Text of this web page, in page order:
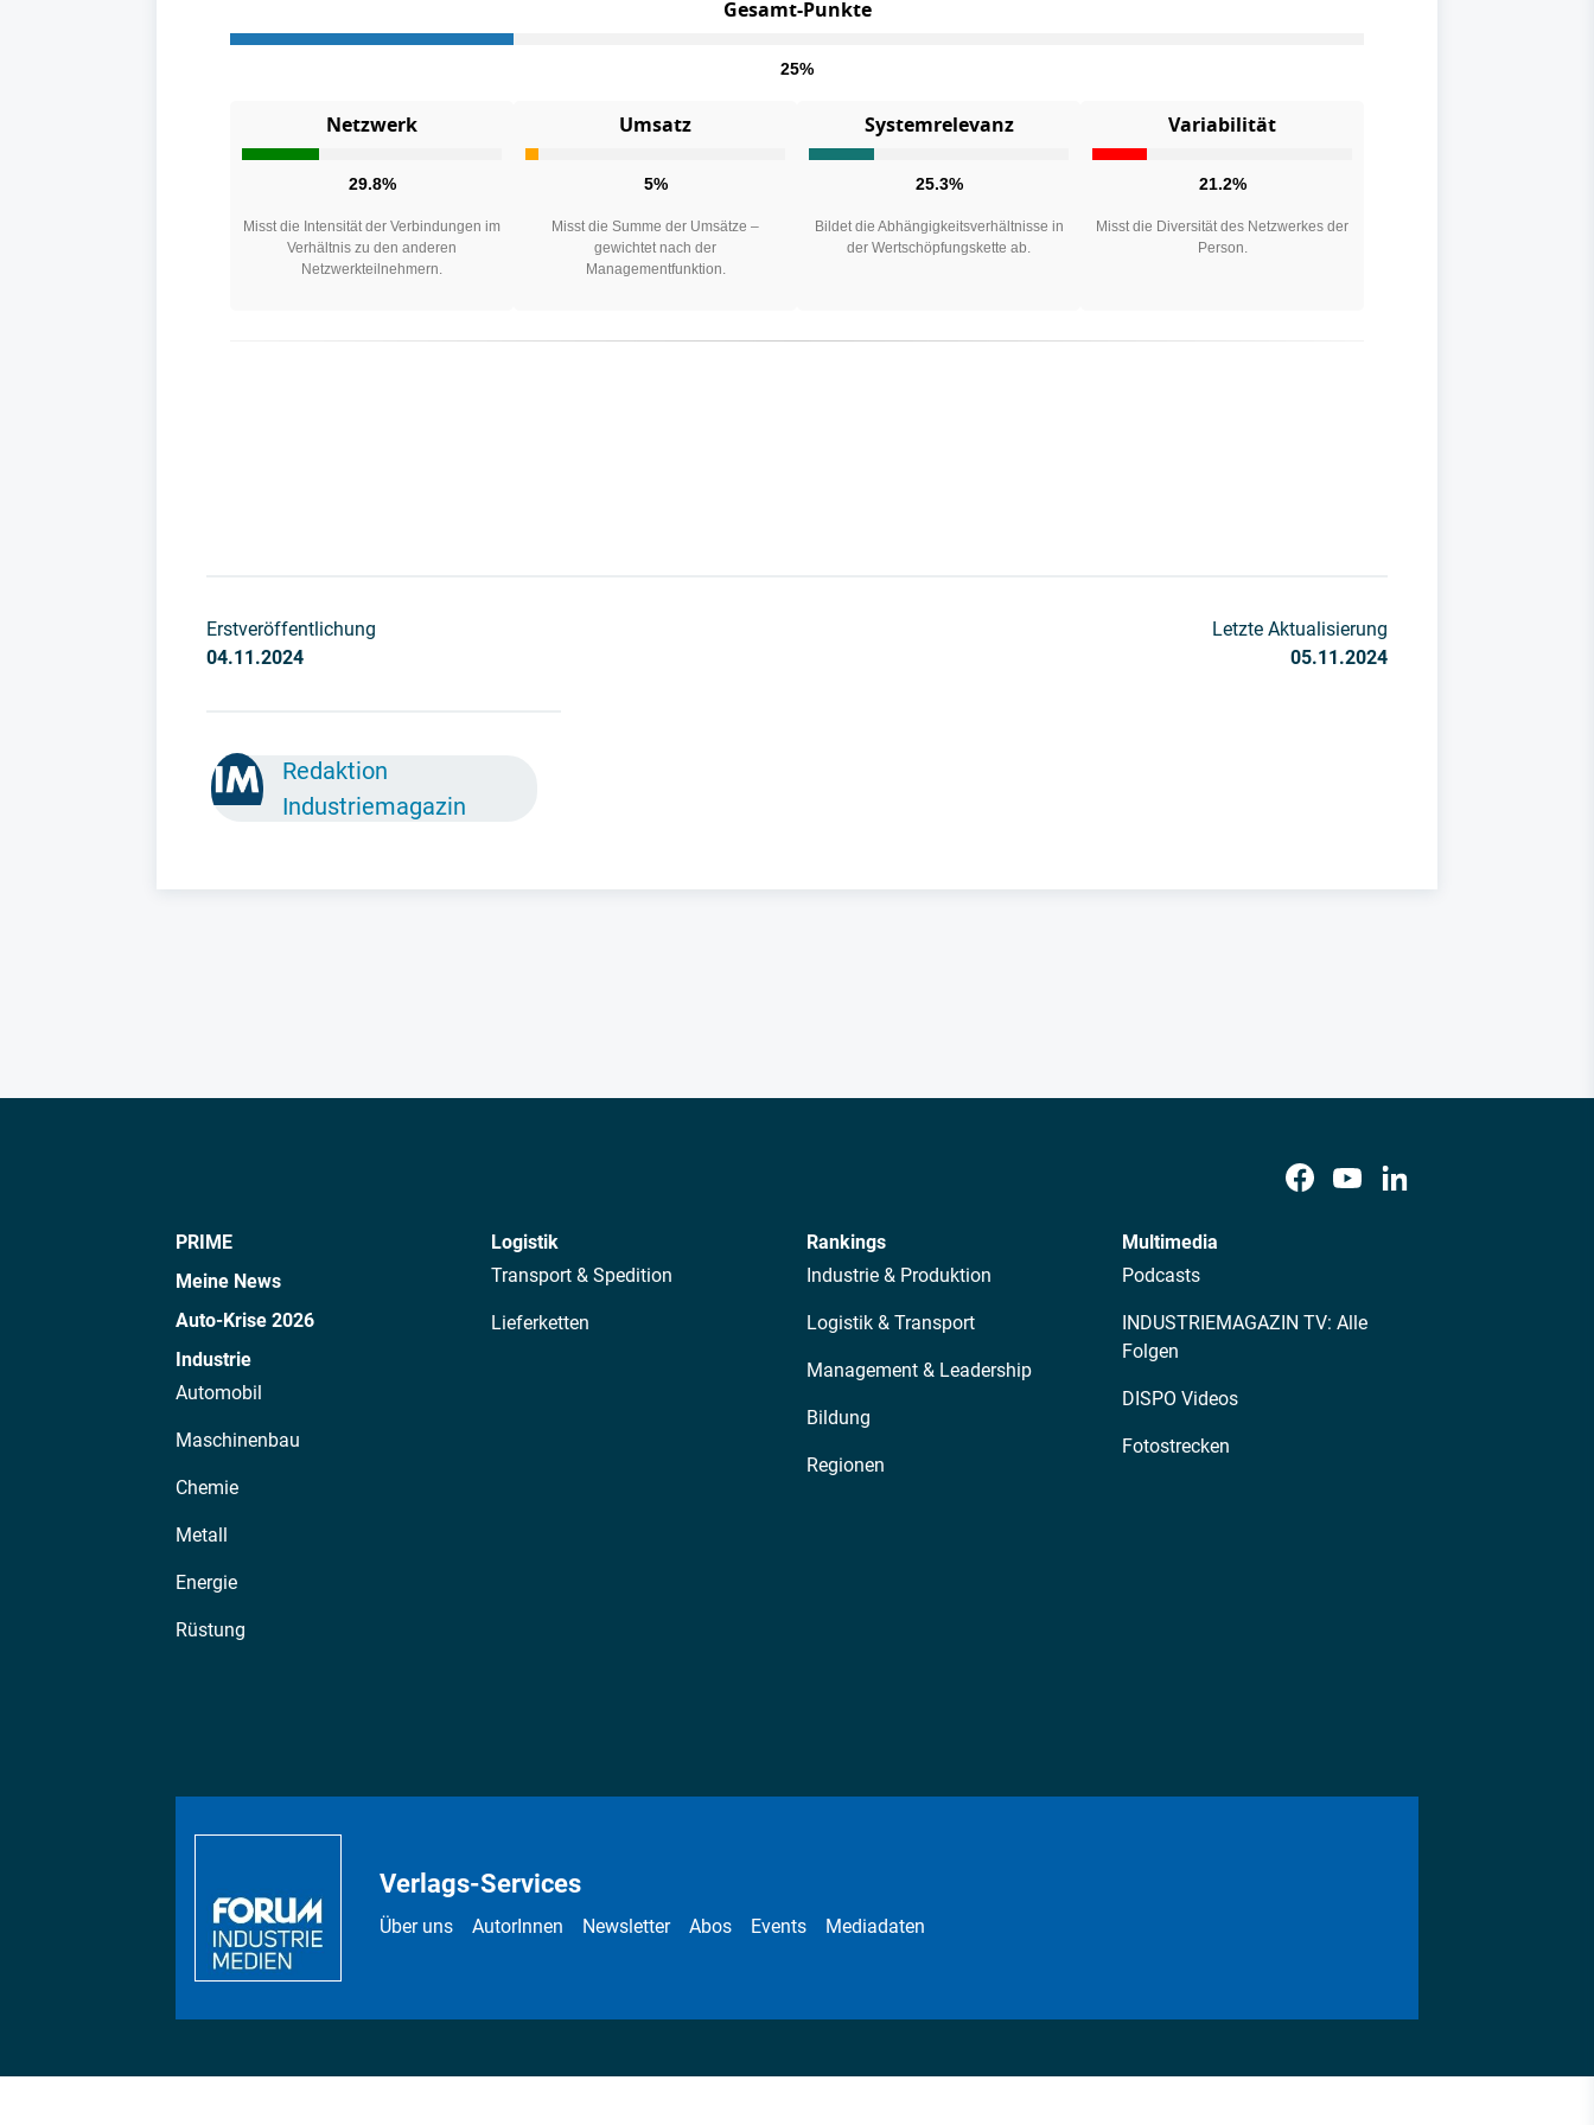
Gesamt-Punkte
25%
Netzwerk
29.8%
Misst die Intensität der Verbindungen im
Verhältnis zu den anderen
Netzwerkteilnehmern.
Umsatz
5%
Misst die Summe der Umsätze –
gewichtet nach der
Managementfunktion.
Systemrelevanz
25.3%
Bildet die Abhängigkeitsverhältnisse in
der Wertschöpfungskette ab.
Variabilität
21.2%
Misst die Diversität des Netzwerkes der
Person.
Erstveröffentlichung
04.11.2024
Letzte Aktualisierung
05.11.2024
Redaktion
Industriemagazin
PRIME
Meine News
Auto-Krise 2026
Industrie
Automobil
Maschinenbau
Chemie
Metall
Energie
Rüstung
Logistik
Transport & Spedition
Lieferketten
Rankings
Industrie & Produktion
Logistik & Transport
Management & Leadership
Bildung
Regionen
Multimedia
Podcasts
INDUSTRIEMAGAZIN TV: Alle
Folgen
DISPO Videos
Fotostrecken
Verlags-Services
Über uns AutorInnen Newsletter Abos Events Mediadaten